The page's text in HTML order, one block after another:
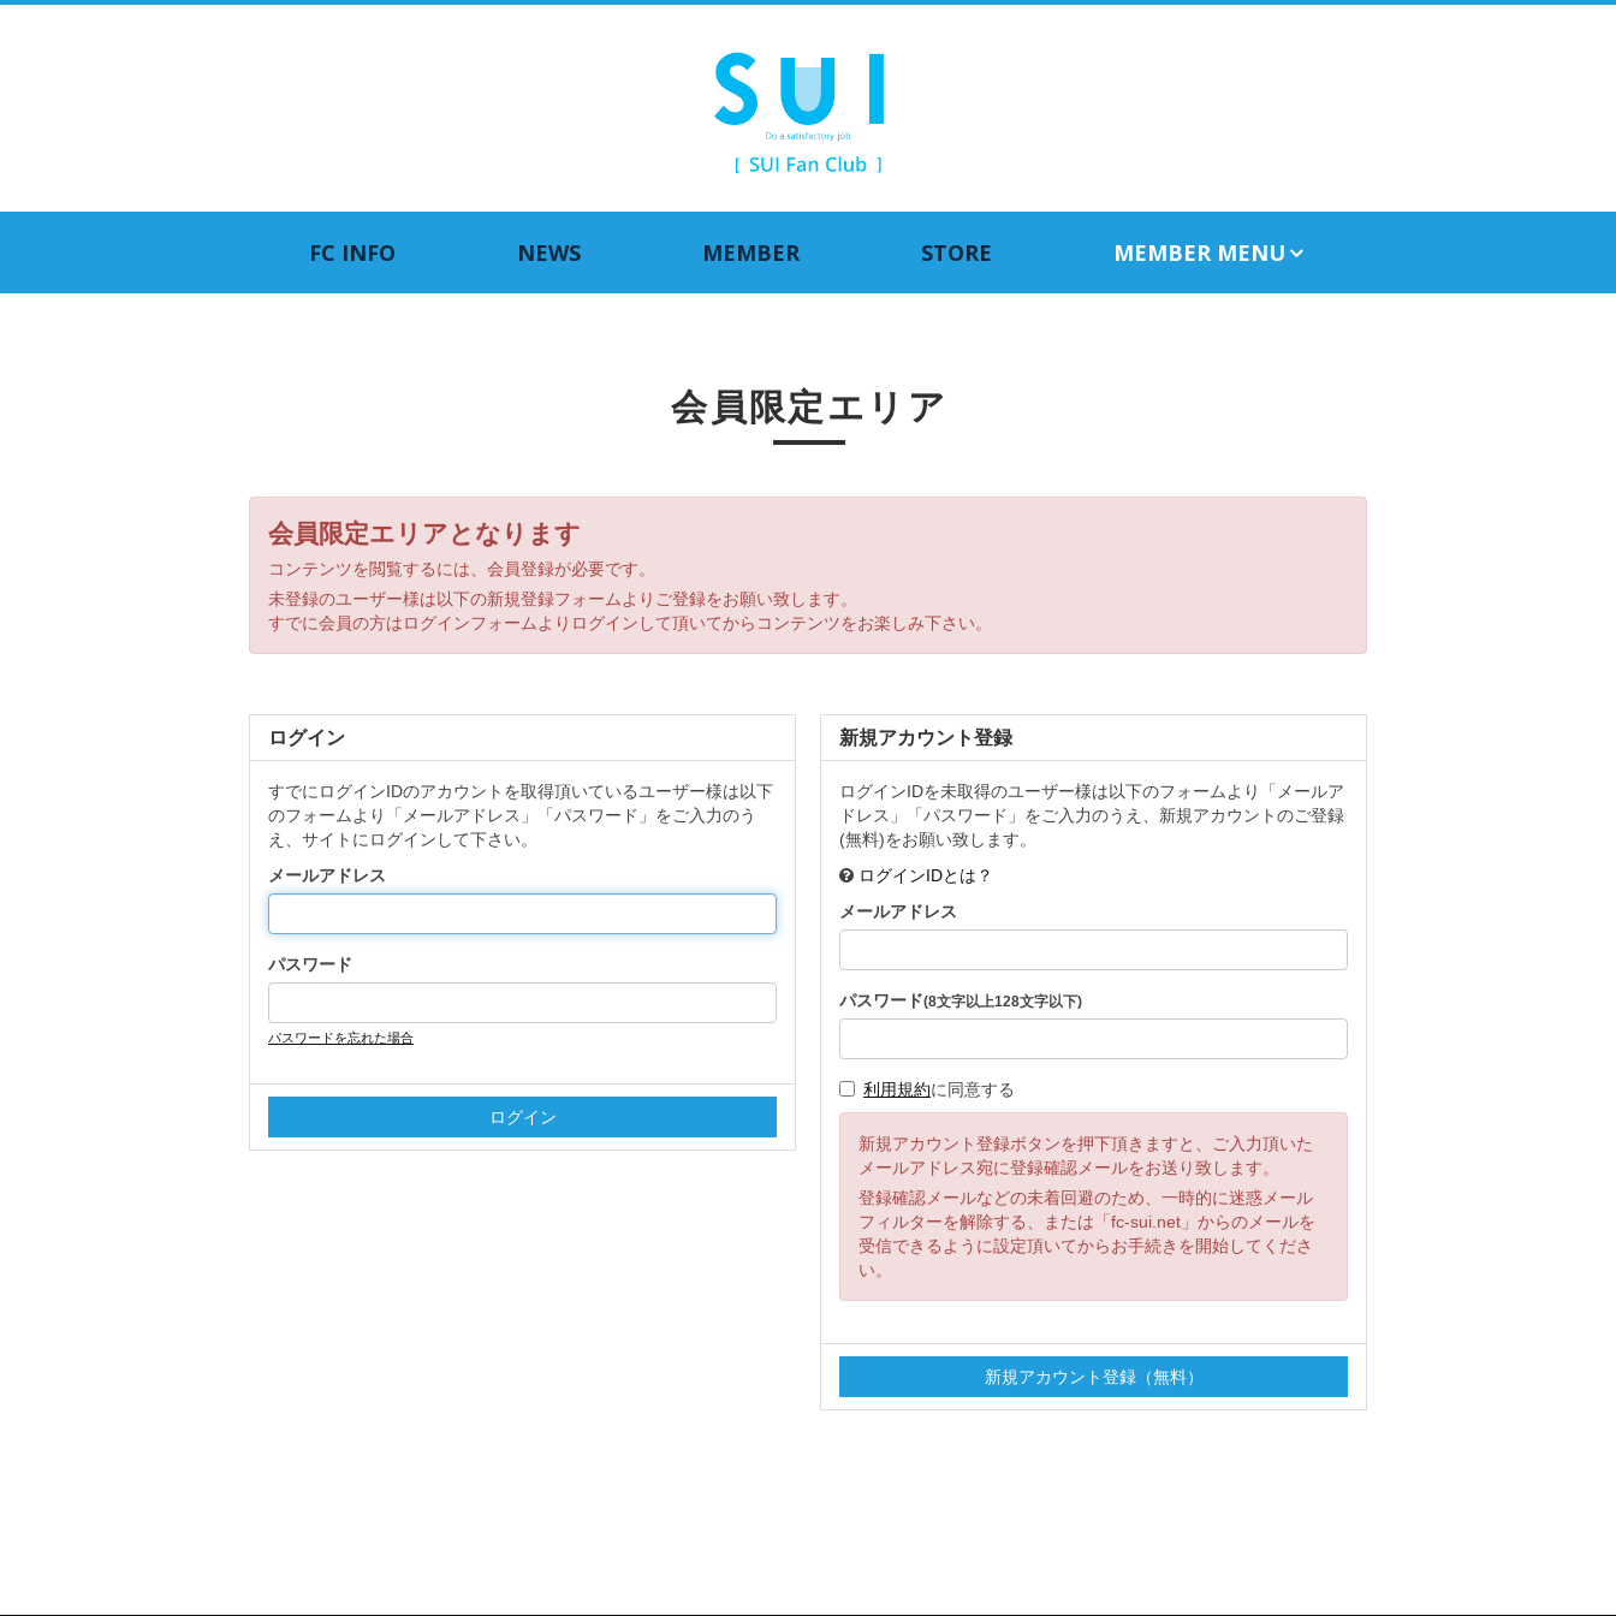
FC INFO NEWS MEMBER STORE MEMBER MENU
会員限定エリア
会員限定エリアとなります
コンテンツを閲覧するには、会員登録が必要です。
未登録のユーザー様は以下の新規登録フォームよりご登録をお願い致します。
すでに会員の方はログインフォームよりログインして頂いてからコンテンツをお楽しみ下さい。
ログイン
すでにログインIDのアカウントを取得頂いているユーザー様は以下
のフォームより「メールアドレス」「パスワード」をご入力のう
え、サイトにログインして下さい。
メールアドレス
パスワード
パスワードを忘れた場合
新規アカウント登録
ログインIDを未取得のユーザー様は以下のフォームより「メールア
ドレス」「パスワード」をご入力のうえ、新規アカウントのご登録
(無料)をお願い致します。
ログインIDとは？
メールアドレス
パスワード(8文字以上128文字以下)
利用規約に同意する
新規アカウント登録ボタンを押下頂きますと、ご入力頂いた
メールアドレス宛に登録確認メールをお送り致します。
登録確認メールなどの未着回避のため、一時的に迷惑メール
フィルターを解除する、または「fc-sui.net」からのメールを
受信できるように設定頂いてからお手続きを開始してくださ
い。